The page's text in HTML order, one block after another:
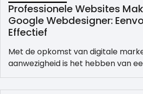
Professionele Websites
Google Webdesigner:
Effectief
Met de opkomst van digitale
aanwezigheid is het hebben van